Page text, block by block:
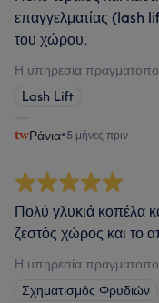
επαγγελματίας (lash
του χώρου.
Η υπηρεσία
Lash Lift
Ράνια•5 μήνες πριν
Πολύ γλυκιά κοπέλα
ζεστός χώρος και το
Η υπηρεσία
Σχηματισμός Φρυδιών